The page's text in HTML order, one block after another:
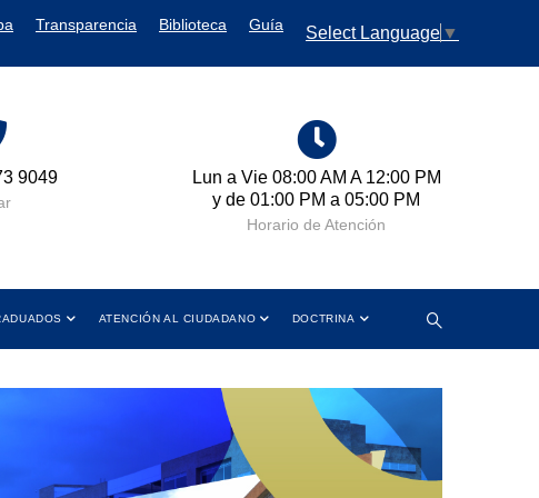
Transparencia Biblioteca Guía Select Language ▼
A 12:00 PM
05:00 PM
Cra 11 No. 102-50 Bogotá D.C.,
Colombia
Dirección
ATENCIÓN AL CIUDADANO DOCTRINA